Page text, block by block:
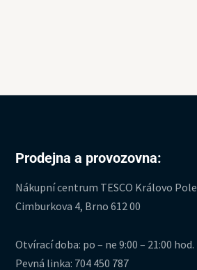
Prodejna a provozovna:
Nákupní centrum TESCO Královo Pole
Cimburkova 4, Brno 612 00
Otvírací doba: po – ne 9:00 – 21:00 hod.
Pevná linka: 704 450 787